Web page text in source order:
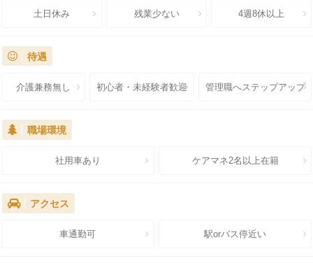
土日休み 残業少ない 4週8休以上
待遇
介護兼務無し 初心者・未経験者歓迎 管理職へステップアップ
職場環境
社用車あり ケアマネ2名以上在籍
アクセス
車通勤可 駅orバス停近い